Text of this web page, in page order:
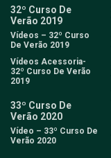
32º Curso De
Verão 2019
Vídeos – 32º Curso
De Verão 2019
Vídeos Acessoria-
32º Curso De Verão
2019
33º Curso De
Verão 2020
Vídeo – 33º Curso De
Verão 2020